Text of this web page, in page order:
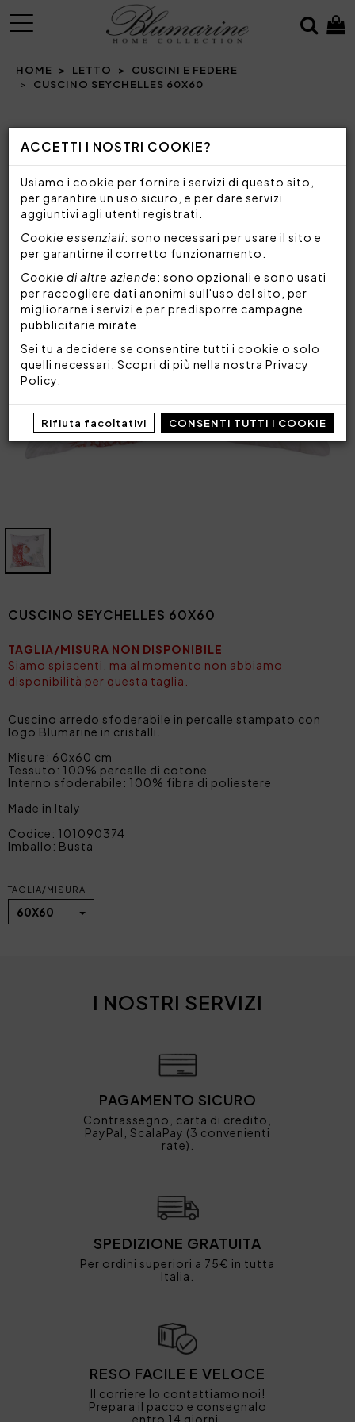
ACCETTI I NOSTRI COOKIE?
Usiamo i cookie per fornire i servizi di questo sito,
per garantire un uso sicuro, e per dare servizi
aggiuntivi agli utenti registrati.
Cookie essenziali: sono necessari per usare il sito e
per garantirne il corretto funzionamento.
Cookie di altre aziende: sono opzionali e sono usati
per raccogliere dati anonimi sull'uso del sito, per
migliorarne i servizi e per predisporre campagne
pubblicitarie mirate.
Sei tu a decidere se consentire tutti i cookie o solo
quelli necessari. Scopri di più nella nostra Privacy
Policy
Rifiuta facoltativi CONSENTI TUTTI I COOKIE
MENU
HOME LETTO
CUSCINI E FEDERE
CUSCINO SEYCHELLES 60X60
Prev
CUSCINO SEYCHELLES 60X60
TAGLIA/MISURA NON DISPONIBILE
Siamo spiacenti, ma al momento non abbiamo
disponibilità per questa taglia.
Cuscino arredo sfoderabile in percalle stampato con
logo Blumarine in cristalli.
Misure: 60x60 cm
Tessuto: 100% percalle di cotone
Interno sfoderabile: 100% fibra di poliestere
Made in Italy
Codice: 101090374
Imballo: Busta
TAGLIA/MISURA
60X60
I NOSTRI SERVIZI
PAGAMENTO SICURO
Contrassegno, carta di credito,
PayPal, ScalaPay (3 convenienti
rate).
SPEDIZIONE GRATUITA
Per ordini superiori a 75€ in tutta
Italia.
RESO FACILE E VELOCE
Il corriere lo contattiamo noi!
Prepara il pacco e consegnalo
entro 14 giorni.